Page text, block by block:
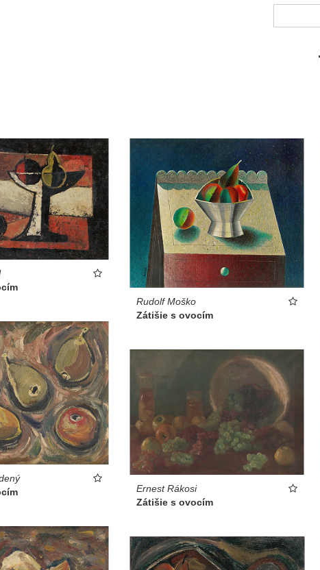
Rudolf Moško
Zátišie s ovocím
Ernest Rákosi
Zátišie s ovocím